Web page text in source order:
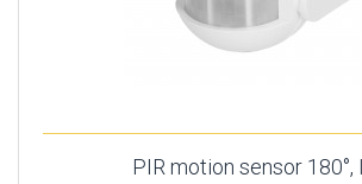
PIR motion sensor 180°,